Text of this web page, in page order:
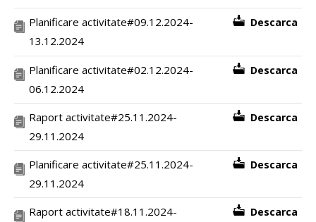
Planificare activitate#09.12.2024-
13.12.2024
Descarca
Planificare activitate#02.12.2024-
06.12.2024
Descarca
Raport activitate#25.11.2024-
29.11.2024
Descarca
Planificare activitate#25.11.2024-
29.11.2024
Descarca
Raport activitate#18.11.2024-
Descarca